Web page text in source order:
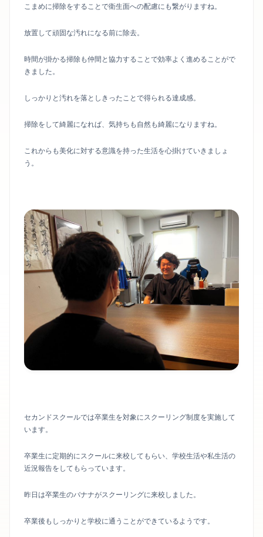
こまめに掃除をすることで衛生面への配慮にも繋がりますね。
放置して頑固な汚れになる前に除去。
時間が掛かる掃除も仲間と協力することで効率よく進めることがで
きました。
しっかりと汚れを落としきったことで得られる達成感。
掃除をして綺麗になれば、気持ちも自然も綺麗になりますね。
これからも美化に対する意識を持った生活を心掛けていきましょ
う。
セカンドスクールでは卒業生を対象にスクーリング制度を実施して
います。
卒業生に定期的にスクールに来校してもらい、学校生活や私生活の
近況報告をしてもらっています。
昨日は卒業生のバナナがスクーリングに来校しました。
卒業後もしっかりと学校に通うことができているようです。